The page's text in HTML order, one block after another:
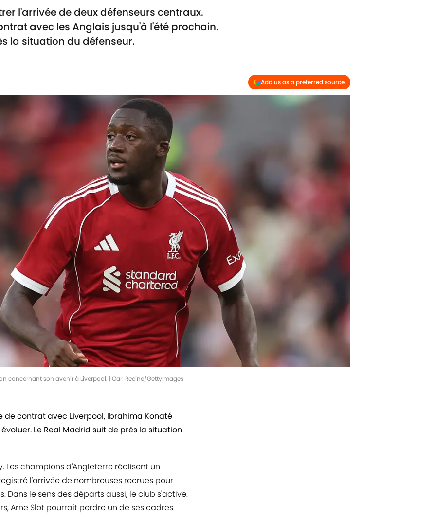
l'arrivée de deux défenseurs centraux.
avec les Anglais jusqu'à l'été prochain.
la situation du défenseur.
Add us as a preferred source
concernant son avenir à Liverpool. | Carl Recine/GettyImages
de contrat avec Liverpool, Ibrahima Konaté
Le Real Madrid suit de près la situation
Les champions d'Angleterre réalisent un
l'arrivée de nombreuses recrues pour
Dans le sens des départs aussi, le club s'active.
Arne Slot pourrait perdre un de ses cadres.